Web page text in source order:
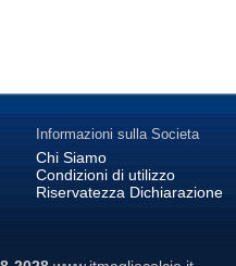
Informazioni sulla Societa
Chi Siamo
Condizioni di utilizzo
Riservatezza Dichiarazione